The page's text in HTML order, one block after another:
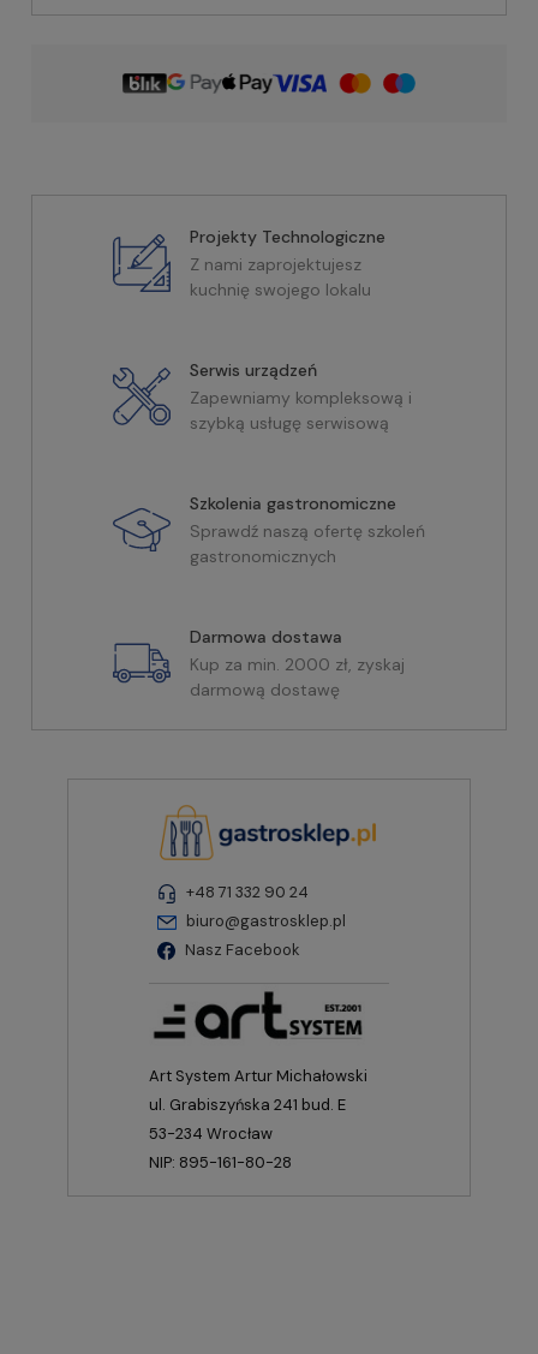
Projekty Technologiczne
Z nami zaprojektujesz
kuchnię swojego lokalu
Serwis urządzeń
Zapewniamy kompleksową i
szybką usługę serwisową
Szkolenia gastronomiczne
Sprawdź naszą ofertę szkoleń
gastronomicznych
Darmowa dostawa
Kup za min. 2000 zł, zyskaj
darmową dostawę
+48 71 332 90 24
biuro@gastrosklep.pl
Nasz Facebook
Art System Artur Michałowski
ul. Grabiszyńska 241 bud. E
53-234 Wrocław
NIP: 895-161-80-28